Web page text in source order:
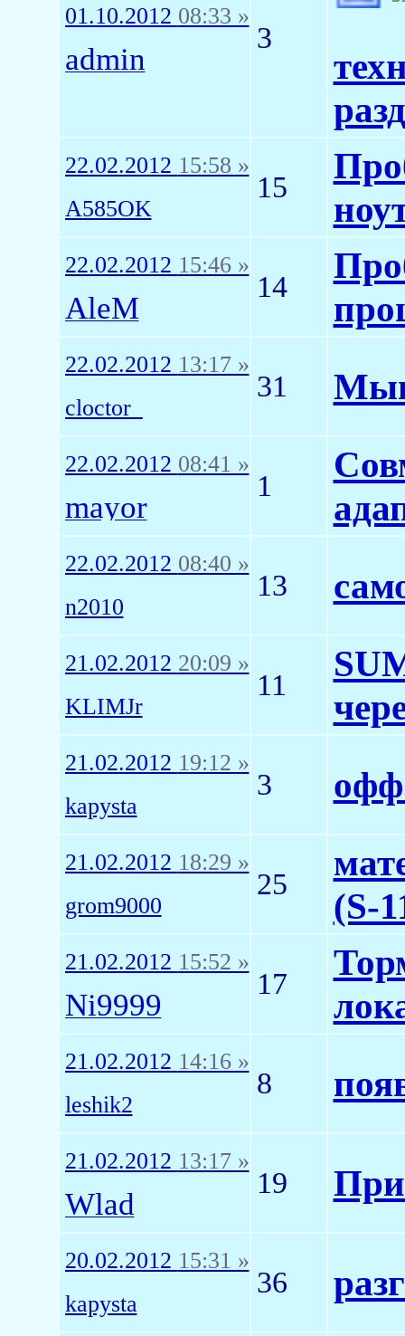
01.10.2012 08:33 »
admin
3
22.02.2012 15:58 »
A585OK
15
22.02.2012 15:46 »
AleM
14
22.02.2012 13:17 »
cloctor_
31
22.02.2012 08:41 »
mayor
1
22.02.2012 08:40 »
n2010
13
21.02.2012 20:09 »
KLIMJr
11
21.02.2012 19:12 »
kapysta
3
21.02.2012 18:29 »
grom9000
25
(S-
21.02.2012 15:52 »
Ni9999
17
21.02.2012 14:16 »
leshik2
8
21.02.2012 13:17 »
Wlad
19
20.02.2012 15:31 »
kapysta
36